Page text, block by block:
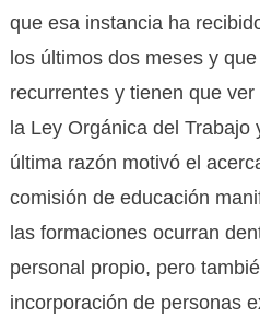
que esa instancia ha
los últimos dos meses y
recurrentes y tienen que
la Ley Orgánica del Trabajo
última razón motivó el
comisión de educación
las formaciones ocurran
personal propio, pero
incorporación de personas